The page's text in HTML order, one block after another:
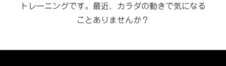
トレーニングです。 最近、カラダの動きで気になる
ことありませんか？